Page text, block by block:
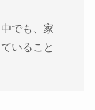
でも、家
いること